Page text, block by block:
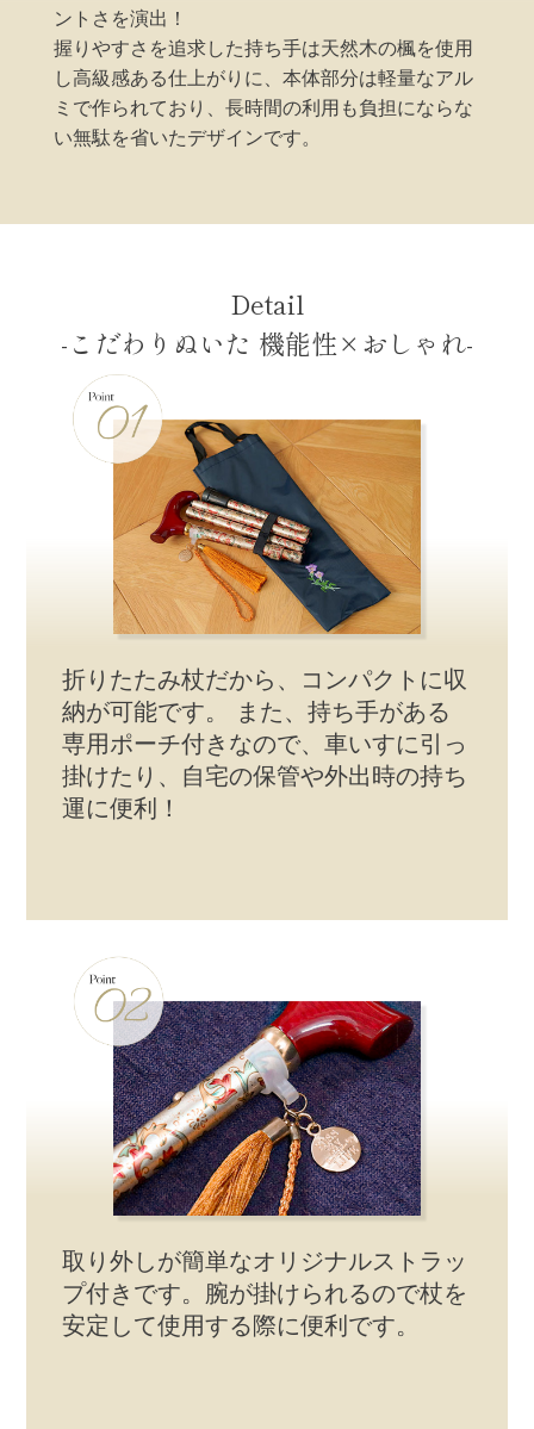
ントさを演出！
握りやすさを追求した持ち手は天然木の楓を使用
し高級感ある仕上がりに、本体部分は軽量なアル
ミで作られており、長時間の利用も負担にならな
い無駄を省いたデザインです。
Detail
-こだわりぬいた 機能性×おしゃれ-
折りたたみ杖だから、コンパクトに収
納が可能です。 また、持ち手がある
専用ポーチ付きなので、車いすに引っ
掛けたり、自宅の保管や外出時の持ち
運に便利！
取り外しが簡単なオリジナルストラッ
プ付きです。腕が掛けられるので杖を
安定して使用する際に便利です。